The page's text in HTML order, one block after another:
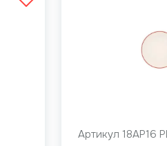
Артикул 18AP16